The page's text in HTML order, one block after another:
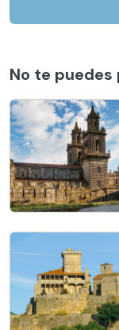
No te